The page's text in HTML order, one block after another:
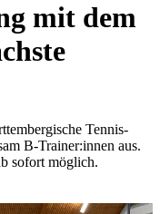
mit dem
Tennis-
B-Trainer:innen aus.
sofort möglich.